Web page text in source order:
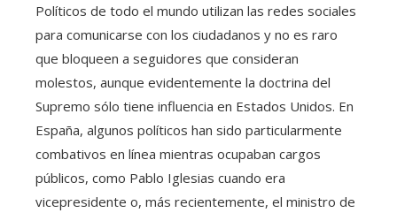
Políticos de todo el mundo utilizan las redes sociales
para comunicarse con los ciudadanos y no es raro
que bloqueen a seguidores que consideran
molestos, aunque evidentemente la doctrina del
Supremo sólo tiene influencia en Estados Unidos. En
España, algunos políticos han sido particularmente
combativos en línea mientras ocupaban cargos
públicos, como Pablo Iglesias cuando era
vicepresidente o, más recientemente, el ministro de